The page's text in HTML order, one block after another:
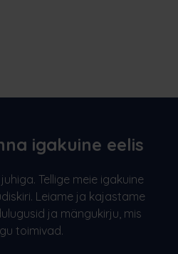
igakuine eelis
Tellige meie igakuine
Leiame ja kajastame
ja mängukirju, mis
toimivad.